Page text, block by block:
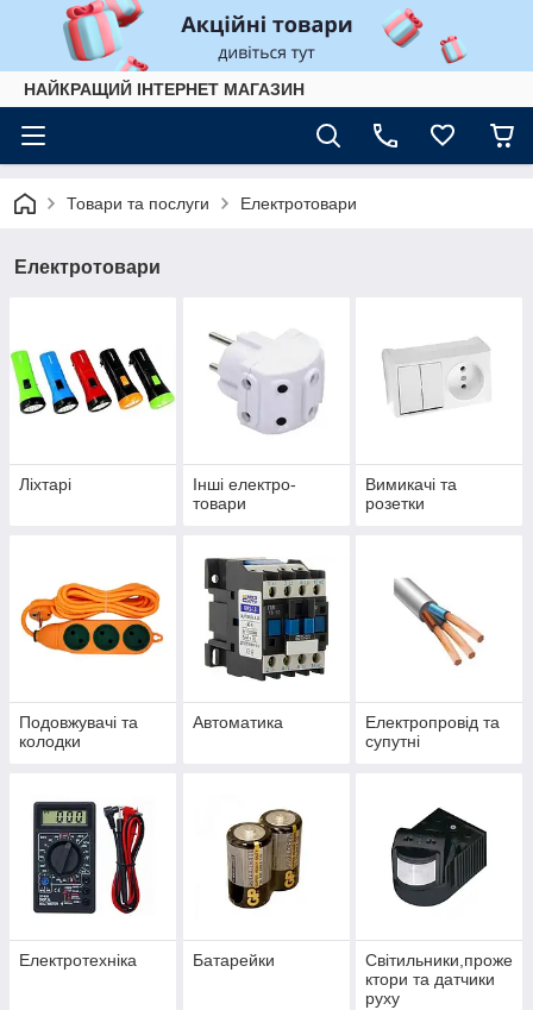
НАЙКРАЩИЙ ІНТЕРНЕТ МАГАЗИН
Товари та послуги Електротовари
Електротовари
Ліхтарі
Інші електро-
товари
Вимикачі та
розетки
Подовжувачі та
колодки
Автоматика
Електропровід та
супутні
Електротехніка Батарейки
Світильники,проже
ктори та датчики
руху